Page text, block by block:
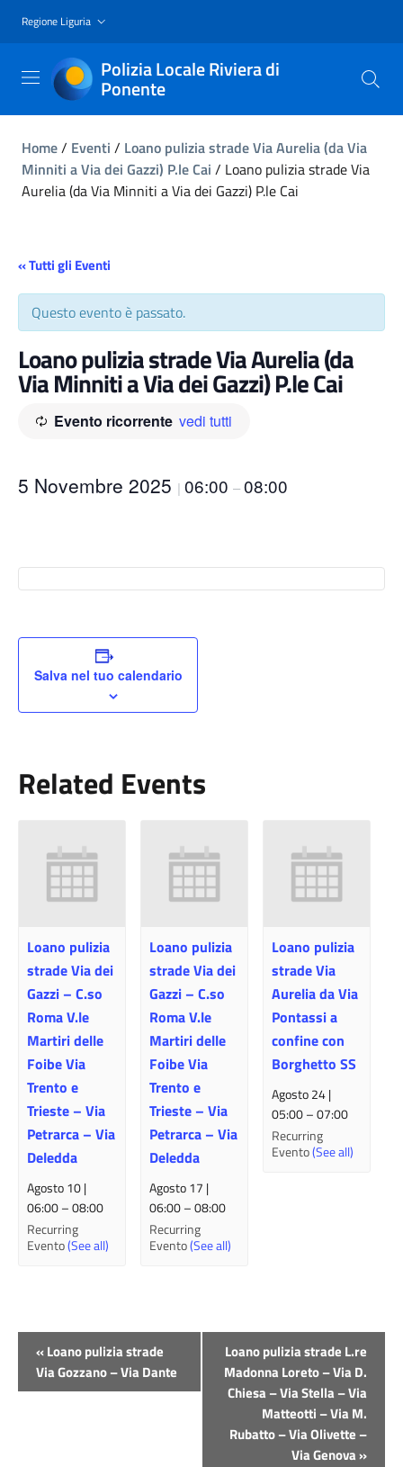
Regione Liguria
Polizia Locale Riviera di
Ponente
Home/ Eventi / Loano pulizia strade Via Aurelia (da Via
Minniti a Via dei Gazzi) P.le Cai / Loano pulizia strade Via
Aurelia (da Via Minniti a Via dei Gazzi) P.le Cai
« Tutti gli Eventi
Questo evento è passato.
Loano pulizia strade Via Aurelia (da
Via Minniti a Via dei Gazzi) P.le Cai
Evento ricorrente vedi tutti
5 Novembre 2025 | 06:00 –08:00
Salva nel tuo calendario
Related Events
Loano pulizia
strade Via dei
Gazzi – C.so
Roma V.le
Martiri delle
Foibe Via
Trento e
Trieste – Via
Petrarca – Via
Deledda
Agosto 10 |
06:00–08:00
Recurring
Evento(See all)
Loano pulizia
strade Via dei
Gazzi – C.so
Roma V.le
Martiri delle
Foibe Via
Trento e
Trieste – Via
Petrarca – Via
Deledda
Agosto 17 |
06:00–08:00
Recurring
Evento(See all)
Loano pulizia
strade Via
Aurelia da Via
Pontassi a
confine con
Borghetto SS
Agosto 24 |
05:00–07:00
Recurring
Evento(See all)
Evento
Navigazione
«Loano pulizia strade
Via Gozzano – Via Dante
Loano pulizia strade L.re
Madonna Loreto – Via D.
Chiesa – Via Stella – Via
Matteotti – Via M.
Rubatto – Via Olivette –
Via Genova»